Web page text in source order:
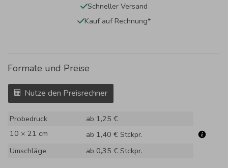
Schneller Versand
Kauf auf Rechnung*
Formate und Preise
Nutze den Preisrechner
Probedruck
ab 1,25 €
10 × 21 cm
ab 1,40 € Stckpr.
Umschläge
ab 0,35 € Stckpr.